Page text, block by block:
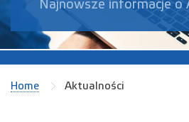
Najnowsze informacje o
Home Aktualności